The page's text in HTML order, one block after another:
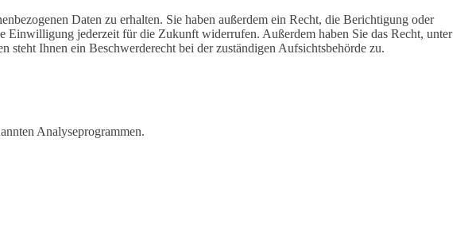
Daten zu erhalten. Sie haben außerdem ein Recht, die Berichtigung oder
jederzeit für die Zukunft widerrufen. Außerdem haben Sie das Recht, unter
steht Ihnen ein Beschwerderecht bei der zuständigen Aufsichtsbehörde zu.
Analyseprogrammen.